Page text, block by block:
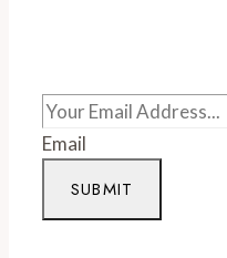
Email
SUBMIT